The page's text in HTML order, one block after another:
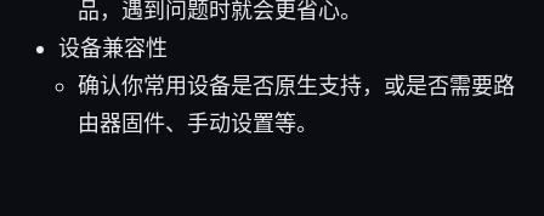
品，遇到问题时就会更省心。
设备兼容性
确认你常用设备是否原生支持，或是否需要路
由器固件、手动设置等。